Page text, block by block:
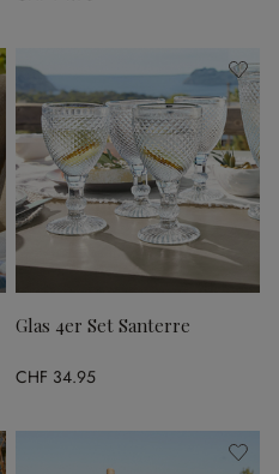
Glas 4er Set Santerre
CHF 34.95